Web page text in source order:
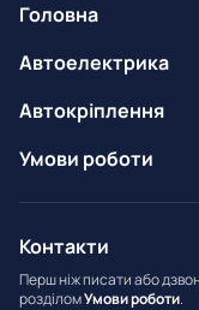
Головна
Автоелектрика
Автокріплення
Умови роботи
Контакти
Перш ніж писати або
розділомУмови роботи.